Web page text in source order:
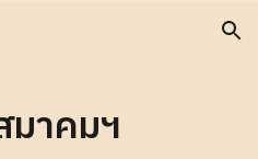
Skip to navigation
าคมฯ